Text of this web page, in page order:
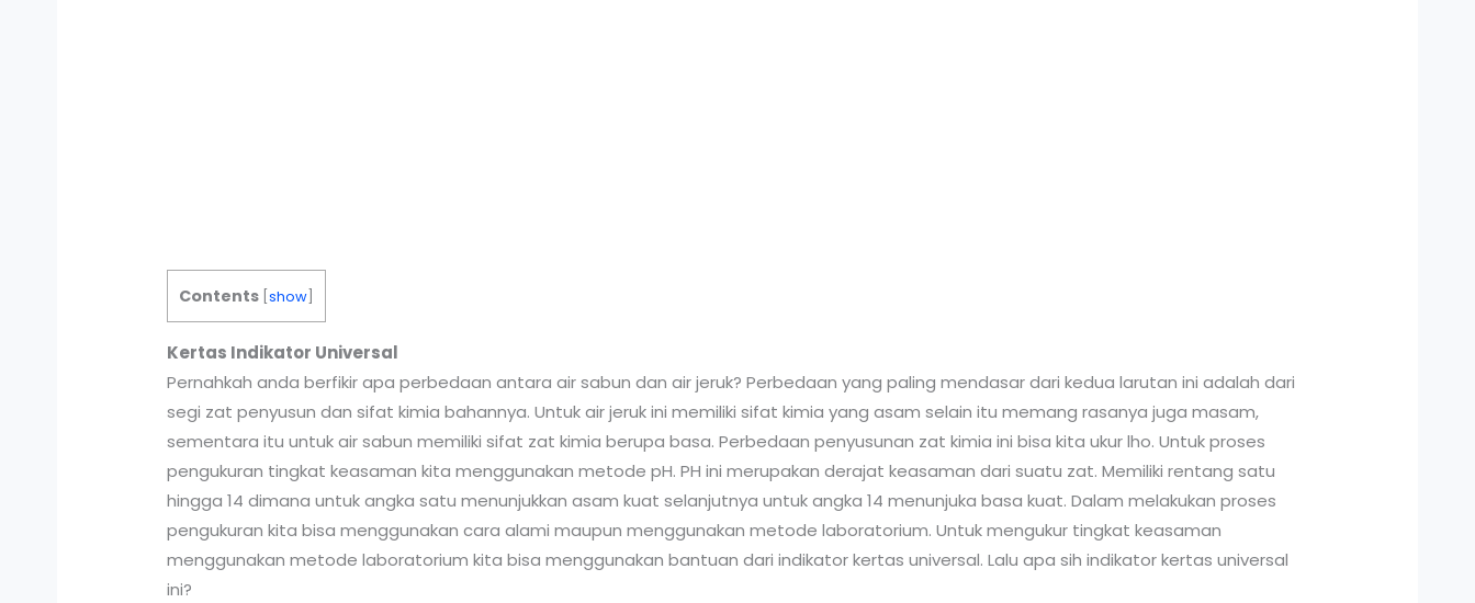
Contents [show
Kertas Indikator Universal
Pernahkah anda berfikir apa perbedaan antara air sabun dan air jeruk? Perbedaan yang paling mendasar dari kedua larutan ini adalah dari
segi zat penyusun dan sifat kimia bahannya. Untuk air jeruk ini memiliki sifat kimia yang asam selain itu memang rasanya juga masam,
sementara itu untuk air sabun memiliki sifat zat kimia berupa basa. Perbedaan penyusunan zat kimia ini bisa kita ukur lho. Untuk proses
pengukuran tingkat keasaman kita menggunakan metode pH. PH ini merupakan derajat keasaman dari suatu zat. Memiliki rentang satu
hingga 14 dimana untuk angka satu menunjukkan asam kuat selanjutnya untuk angka 14 menunjuka basa kuat. Dalam melakukan proses
pengukuran kita bisa menggunakan cara alami maupun menggunakan metode laboratorium. Untuk mengukur tingkat keasaman
menggunakan metode laboratorium kita bisa menggunakan bantuan dari indikator kertas universal. Lalu apa sih indikator kertas universal
ini?